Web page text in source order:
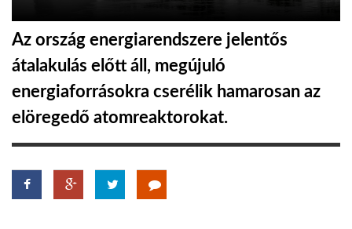
GLOBOTV BP
TROPICALMAGAZIN
Az ország energiarendszere jelentős
átalakulás előtt áll, megújuló
energiaforrásokra cserélik hamarosan az
elöregedő atomreaktorokat.